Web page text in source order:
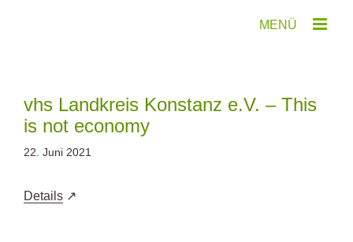
vhs Landkreis Konstanz e.V. – This
is not economy
22. Juni 2021
Details